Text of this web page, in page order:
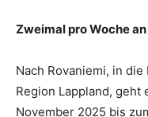
Zweimal pro Woche
Nach Rovaniemi, in
Region Lappland, geht
November 2025 bis